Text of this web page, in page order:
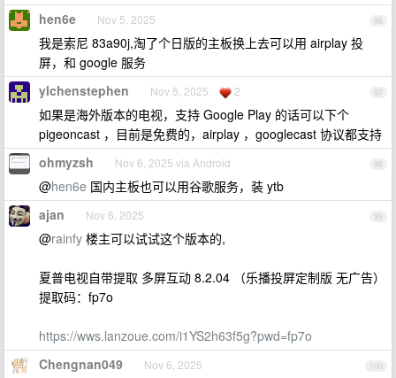
96
hen6e Nov 5, 2025
我是索尼 83a90j,淘了个日版的主板换上去可以用 airplay 投
屏，和 google 服务
97
ylchenstephen Nov 5, 2025 2
如果是海外版本的电视，支持 Google Play 的话可以下个
pigeoncast ，目前是免费的，airplay ，googlecast 协议都支持
98
ohmyzsh Nov 6, 2025 via Android
@hen6e 国内主板也可以用谷歌服务，装 ytb
99
ajan Nov 6, 2025
@rainfy 楼主可以试试这个版本的,
夏普电视自带提取 多屏互动 8.2.04 （乐播投屏定制版 无广告）
提取码：fp7o
https://wws.lanzoue.com/i1YS2h63f5g?pwd=fp7o
100
Chengnan049 Nov 6, 2025